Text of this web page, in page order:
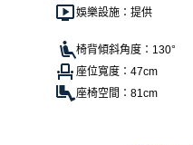
娛樂設施：提供
椅背傾斜角度：130°
座位寬度：47cm
座椅空間：81cm